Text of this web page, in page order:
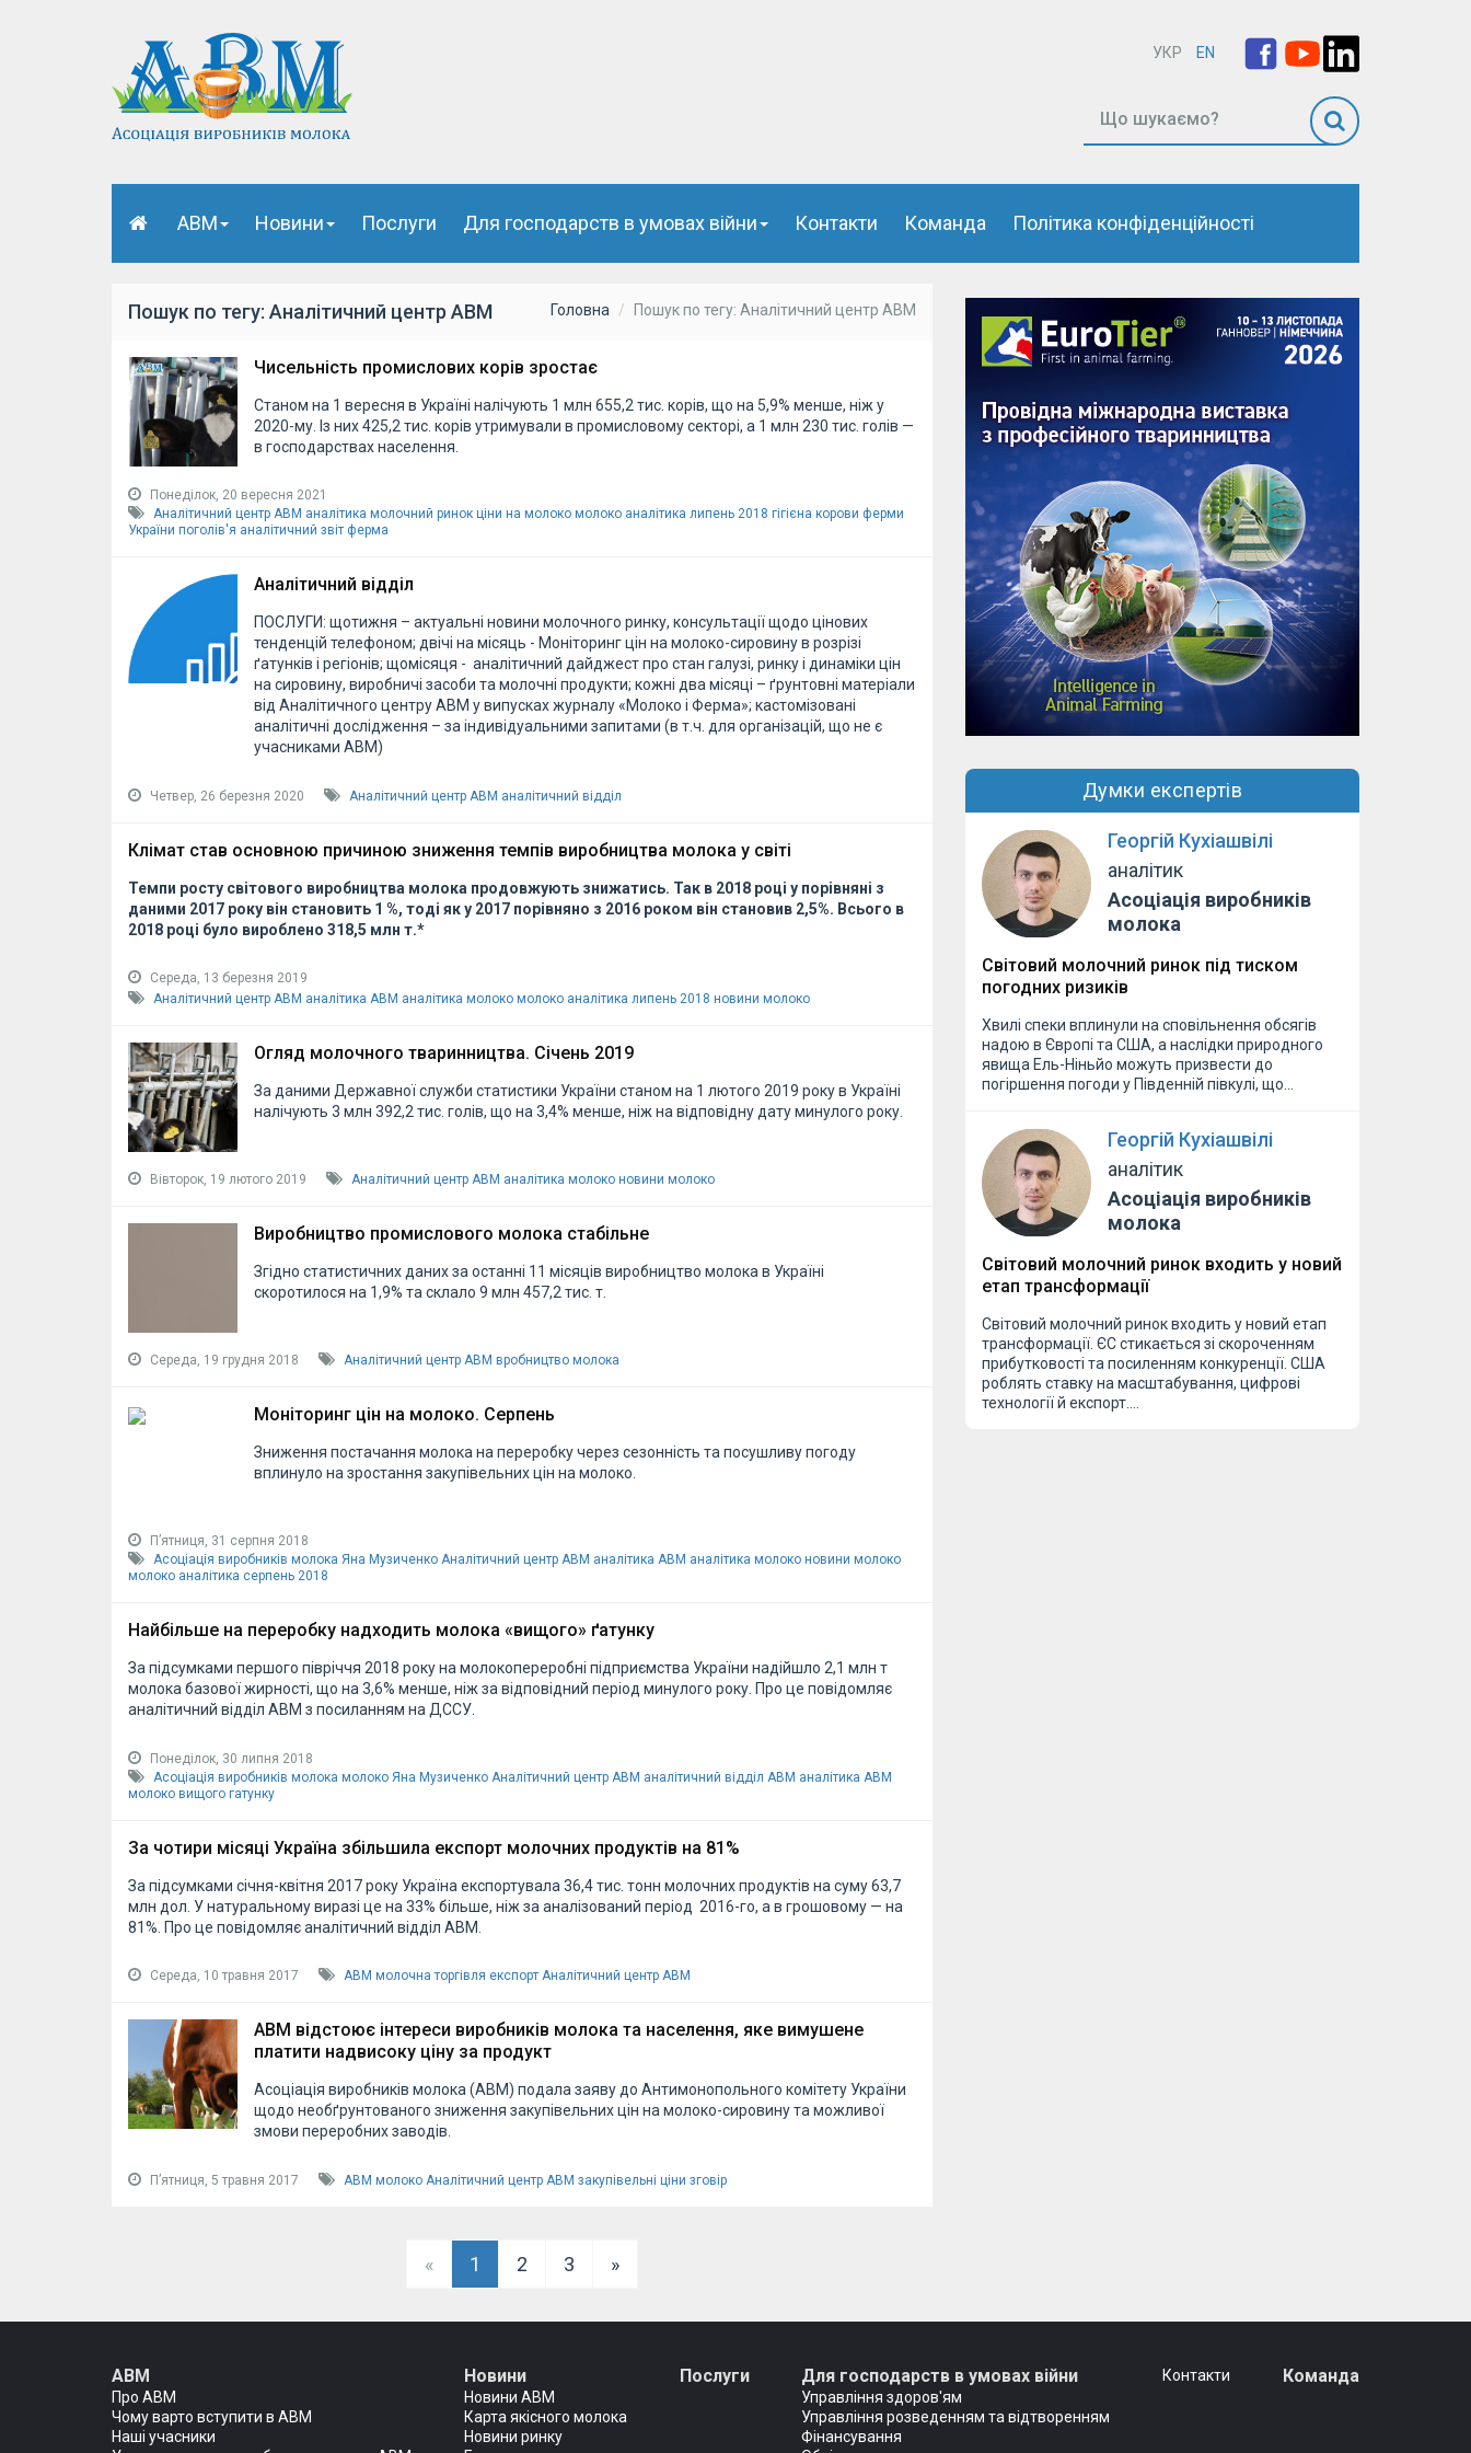
УКР EN
АВМ Новини Послуги Для господарств в умовах війни Контакти Команда Політика конфіденційності
Думки експертів
Георгій Кухіашвілі
аналітик
Асоціація виробників
молока
Світовий молочний ринок під тиском
погодних ризиків
Хвилі спеки вплинули на сповільнення обсягів
надою в Європі та США, а наслідки природного
явища Ель-Ніньйо можуть призвести до
погіршення погоди у Південній півкулі, що…
Георгій Кухіашвілі
аналітик
Асоціація виробників
молока
Світовий молочний ринок входить у новий
етап трансформації
Світовий молочний ринок входить у новий етап
трансформації. ЄС стикається зі скороченням
прибутковості та посиленням конкуренції. США
роблять ставку на масштабування, цифрові
технології й експорт.…
Пошук по тегу: Аналітичний центр АВМ Головна Пошук по тегу: Аналітичний центр АВМ
Чисельність промислових корів зростає
Станом на 1 вересня в Україні налічують 1 млн 655,2 тис. корів, що на 5,9% менше, ніж у
2020-му. Із них 425,2 тис. корів утримували в промисловому секторі, а 1 млн 230 тис. голів —
в господарствах населення.
Понеділок, 20 вересня 2021
Аналітичний центр АВМ аналітика молочний ринок ціни на молоко молоко аналітика липень 2018 гігієна корови ферми
України поголів'я аналітичний звіт ферма
Аналітичний відділ
ПОСЛУГИ: щотижня – актуальні новини молочного ринку, консультації щодо цінових
тенденцій телефоном; двічі на місяць - Моніторинг цін на молоко-сировину в розрізі
ґатунків і регіонів; щомісяця - аналітичний дайджест про стан галузі, ринку і динаміки цін
на сировину, виробничі засоби та молочні продукти; кожні два місяці – ґрунтовні матеріали
від Аналітичного центру АВМ у випусках журналу «Молоко і Ферма»; кастомізовані
аналітичні дослідження – за індивідуальними запитами (в т.ч. для організацій, що не є
учасниками АВМ)
Четвер, 26 березня 2020 Аналітичний центр АВМ аналітичний відділ
Клімат став основною причиною зниження темпів виробництва молока у світі
Темпи росту світового виробництва молока продовжують знижатись. Так в 2018 році у порівняні з
даними 2017 року він становить 1 %, тоді як у 2017 порівняно з 2016 роком він становив 2,5%. Всього в
2018 році було вироблено 318,5 млн т.*
Середа, 13 березня 2019
Аналітичний центр АВМ аналітика АВМ аналітика молоко молоко аналітика липень 2018 новини молоко
Огляд молочного тваринництва. Січень 2019
За даними Державної служби статистики України станом на 1 лютого 2019 року в Україні
налічують 3 млн 392,2 тис. голів, що на 3,4% менше, ніж на відповідну дату минулого року.
Вівторок, 19 лютого 2019 Аналітичний центр АВМ аналітика молоко новини молоко
Виробництво промислового молока стабільне
Згідно статистичних даних за останні 11 місяців виробництво молока в Україні
скоротилося на 1,9% та склало 9 млн 457,2 тис. т.
Середа, 19 грудня 2018 Аналітичний центр АВМ вробництво молока
Моніторинг цін на молоко. Серпень
Зниження постачання молока на переробку через сезонність та посушливу погоду
вплинуло на зростання закупівельних цін на молоко.
Пʼятниця, 31 серпня 2018
Асоціація виробників молока Яна Музиченко Аналітичний центр АВМ аналітика АВМ аналітика молоко новини молоко
молоко аналітика серпень 2018
Найбільше на переробку надходить молока «вищого» ґатунку
За підсумками першого півріччя 2018 року на молокопереробні підприємства України надійшло 2,1 млн т
молока базової жирності, що на 3,6% менше, ніж за відповідний період минулого року. Про це повідомляє
аналітичний відділ АВМ з посиланням на ДССУ.
Понеділок, 30 липня 2018
Асоціація виробників молока молоко Яна Музиченко Аналітичний центр АВМ аналітичний відділ АВМ аналітика АВМ
молоко вищого гатунку
За чотири місяці Україна збільшила експорт молочних продуктів на 81%
За підсумками січня-квітня 2017 року Україна експортувала 36,4 тис. тонн молочних продуктів на суму 63,7
млн дол. У натуральному виразі це на 33% більше, ніж за аналізований період 2016-го, а в грошовому — на
81%. Про це повідомляє аналітичний відділ АВМ.
Середа, 10 травня 2017 АВМ молочна торгівля експорт Аналітичний центр АВМ
АВМ відстоює інтереси виробників молока та населення, яке вимушене
платити надвисоку ціну за продукт
Асоціація виробників молока (АВМ) подала заяву до Антимонопольного комітету України
щодо необґрунтованого зниження закупівельних цін на молоко-сировину та можливої
змови переробних заводів.
Пʼятниця, 5 травня 2017 АВМ молоко Аналітичний центр АВМ закупівельні ціни зговір
« 1 2 3 »
АВМ
Про АВМ
Чому варто вступити в АВМ
Наші учасники
Новини
Новини АВМ
Карта якісного молока
Новини ринку
Послуги Для господарств в умовах війни
Управління здоров'ям
Управління розведенням та відтворенням
Фінансування
Контакти Команда